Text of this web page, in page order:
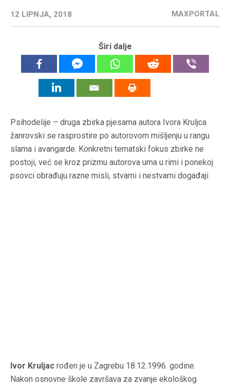
12 LIPNJA, 2018 MAXPORTAL
Širi dalje
Psihodelije – druga zbirka pjesama autora Ivora Kruljca
žanrovski se rasprostire po autorovom mišljenju u rangu
slama i avangarde. Konkretni tematski fokus zbirke ne
postoji, već se kroz prizmu autorova uma u rimi i ponekoj
psovci obrađuju razne misli, stvarni i nestvarni događaji.
Ivor Kruljac rođen je u Zagrebu 18.12.1996. godine.
Nakon osnovne škole završava za zvanje ekološkog